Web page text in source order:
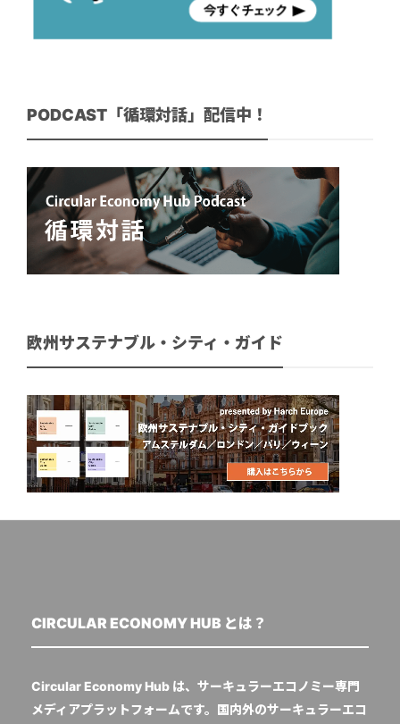
PODCAST「循環対話」配信中！
欧州サステナブル・シティ・ガイド
CIRCULAR ECONOMY HUB とは？
Circular Economy Hub は、サーキュラーエコノミー専門
メディアプラットフォームです。国内外のサーキュラーエコ